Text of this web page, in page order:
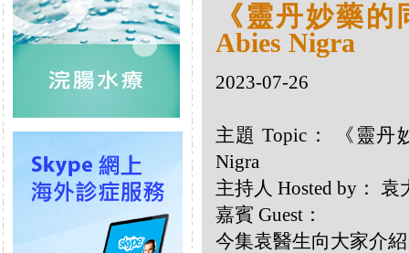
《靈丹妙藥
Abies Nigra
2023-07-26
主題 Topic： 《靈丹
Nigra
主持人 Hosted by：
嘉賓 Guest：
今集袁醫生向大家介